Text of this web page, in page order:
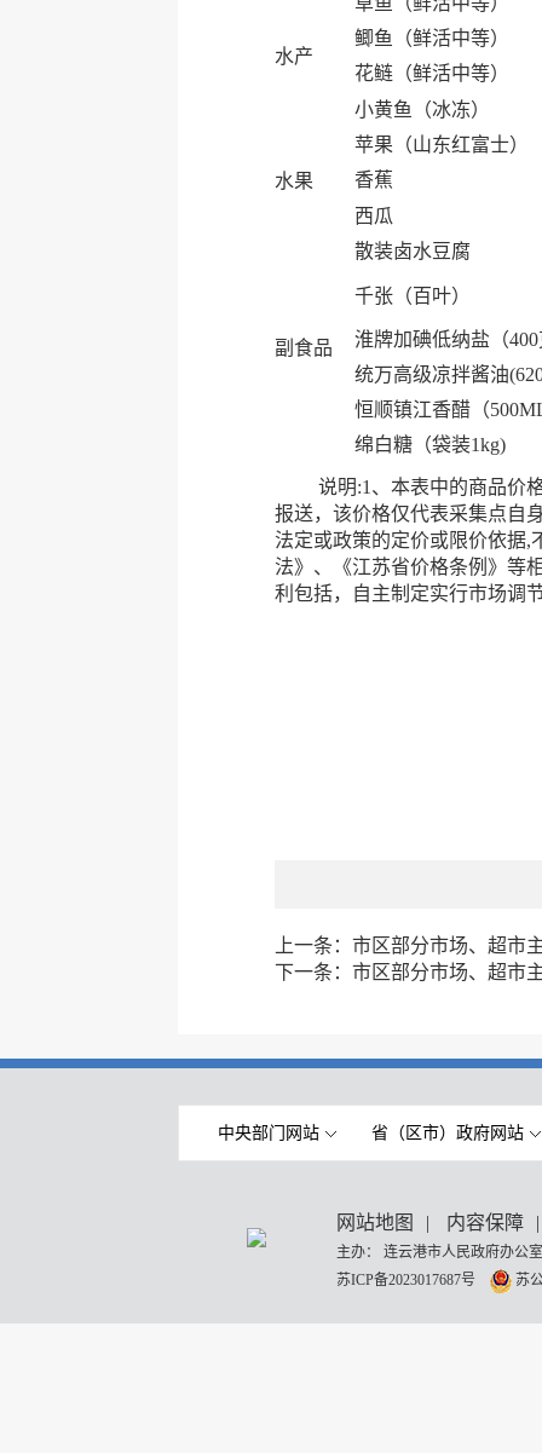
水产
鲫鱼（鲜活中等）
花鲢（鲜活中等）
小黄鱼（冰冻）
水果
苹果（山东红富士）
香蕉
西瓜
副食品
散装卤水豆腐
千张（百叶）
淮牌加碘低纳盐（
统万高级凉拌酱油
恒顺镇江香醋（
绵白糖（袋装1kg)
说明:1、本表中的商品价格
报送，该价格仅代表采集点自
法定或政策的定价或限价依据,
法》、《江苏省价格条例》等
利包括，自主制定实行市场调
上一条： 市区部分市场、超市
下一条： 市区部分市场、超市
中央部门网站 省（区市）政府网站
网站地图 | 内容保障 |
主办： 连云港市人民政府办
苏ICP备2023017687号
苏